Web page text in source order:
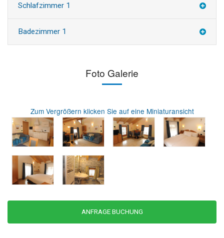
Schlafzimmer 1
Badezimmer 1
Foto Galerie
Zum Vergrößern klicken Sie auf eine Miniaturansicht
ANFRAGE BUCHUNG